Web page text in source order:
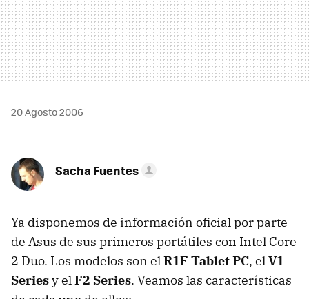
20 Agosto 2006
Sacha Fuentes
Ya disponemos de información oficial por parte
de Asus de sus primeros portátiles con Intel Core
2 Duo. Los modelos son elR1F Tablet PC, elV1
Seriesy elF2 Series. Veamos las características